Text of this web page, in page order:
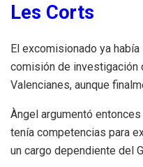
Les Corts
El excomisionado ya
comisión de investigación
Valencianes, aunque
Àngel argumentó
tenía competencias para
un cargo dependiente del